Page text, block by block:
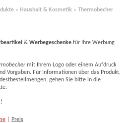
» Haushalt & Kosmetik » Thermobecher
& Werbegeschenke für Ihre Werbung
mit Ihrem Logo oder einem Aufdruck
Vorgaben. Für Informationen über das Produkt,
gehen Sie bitte in die
Preis